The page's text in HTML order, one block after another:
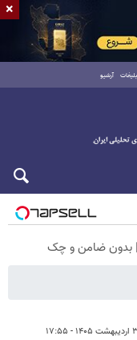
آرشیو
- ۱۷:۵۵
×